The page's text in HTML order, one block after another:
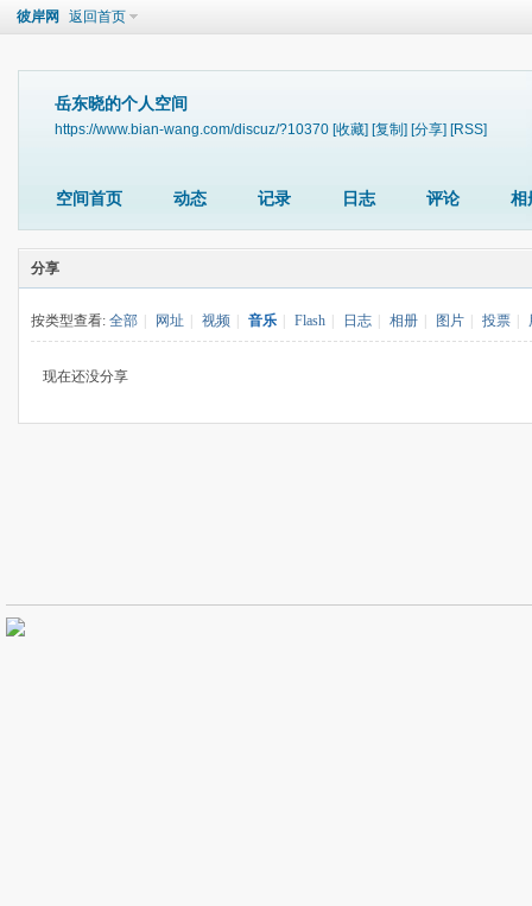
彼岸网 返回首页
岳东晓的个人空间
https://www.bian-wang.com/discuz/?10370 [收藏] [复制] [分享] [RSS]
空间首页 动态 记录 日志 评论 相
分享
按类型查看: 全部 网址 视频 音乐 Flash 日志 相册 图片 投票
现在还没分享